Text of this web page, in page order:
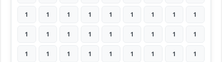
1 1 1 1 1 1 1 1 1
1 1 1 1 1 1 1 1 1
1 1 1 1 1 1 1 1 1